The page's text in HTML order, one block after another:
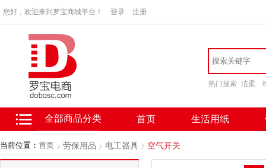
您好，欢迎来到罗宝商城平台！ 登录 注册
热门搜索 洁柔
全部商品分类 首页 生活用纸
当前位置： 首页 劳保用品 电工器具 空气开关